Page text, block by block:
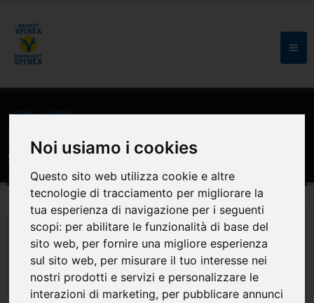
Noi usiamo i cookies
Questo sito web utilizza cookie e altre
tecnologie di tracciamento per migliorare la
tua esperienza di navigazione per i seguenti
scopi: per abilitare le funzionalità di base del
sito web, per fornire una migliore esperienza
sul sito web, per misurare il tuo interesse nei
nostri prodotti e servizi e personalizzare le
interazioni di marketing, per pubblicare annunci
HOME NEWS
Eventi: Grandi SFIDE e tanta
soddisfazione per i nostri Under14